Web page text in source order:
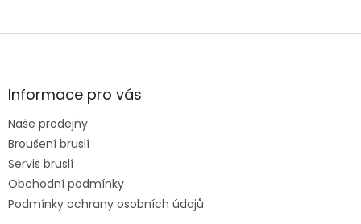
Z
aInformace pro vás
Naše prodejny
Broušení bruslí
Servis bruslí
Obchodní podmínky
Podmínky ochrany osobních údajů